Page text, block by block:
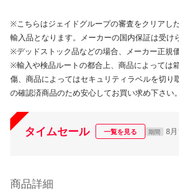
※こちらはジェイドグループの審査をクリアし
輸入品となります。メーカーの国内保証は受け
※デッドストック品などの場合、メーカー正規
※輸入や検品ルートの都合上、商品によっては
傷、商品によってはセキュリティラベルを切
の確認済商品のため安心してお買い求め下さい。
タイムセール 一覧を見る 期間 8
商品詳細